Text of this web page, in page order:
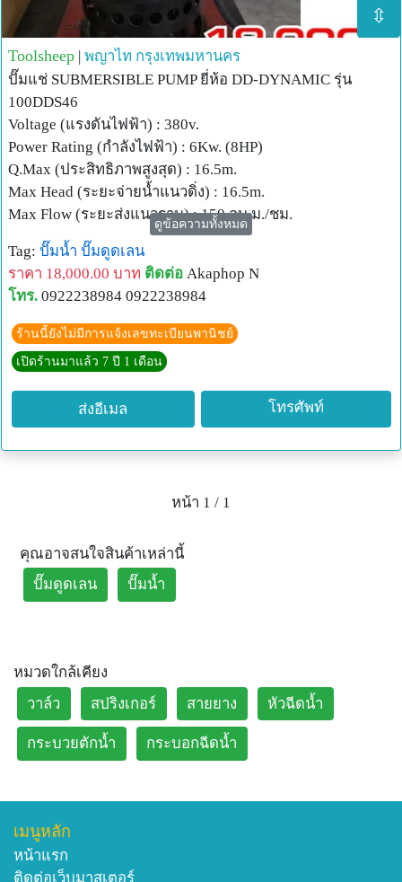
⇳
Toolsheep พญาไท กรุงเทพมหานคร
ปั๊มแช่ SUBMERSIBLE PUMP ยี่ห้อ DD-DYNAMIC รุ่น
100DDS46
Voltage (แรงดันไฟฟ้า) : 380v.
Power Rating (กำลังไฟฟ้า) : 6Kw. (8HP)
Q.Max (ประสิทธิภาพสูงสุด) : 16.5m.
Max Head (ระยะจ่ายน้ำแนวดิ่ง) : 16.5m.
Max Flow (ระยะส่งแนวราบ) : 150 ลบ.ม./ชม.
Dia.of Pipe (ขนาดท่อ) : 100mm.
ติดต่อ 092-2238984 (เอก)
Lind@ ID : @pig7676q (มีแอดนะครับ)
www.toolsheep.com
ไดโว่ หรือปั๊มแช่ Qifeng สามารถใช้ได้กับน้ำดี และน้ำเสีย
เหมาะกับใช้สูบระบายน้ำในพื้นที่จำกัด ใช้งานง่าย และใช้งาน
ได้หลากหลายรูปแบบ เช่นสูบน้ำจากแหล่งน้ำขังต่างๆ ,งาน
ถ่ายเทน้ำในพื้นที่ช่วยระบายน้ำขัง, ระบายน้ำฝน หรือกระทั่ง
ดูดน้ำโคลน ในงานก่อสร้าง, สูบน้ำแป้งในโรงงาน
สามารถระบายความร้อนจากมอเตอร์ได้เร็วมากขึ้น ทนความ
F , IP68, คอยทองแดงแท้ 100% ใช้กับน้ำความลึกไม่เกิน 5m.
ดูข้อความทั้งหมด
Tag: ปั๊มน้ำ ปั๊มดูดเลน
ราคา 18,000.00 บาท ติดต่อ Akaphop N
โทร. 0922238984 0922238984
ร้านนี้ยังไม่มีการแจ้งเลขทะเบียนพานิชย์
เปิดร้านมาแล้ว 7 ปี 1 เดือน
ส่งอีเมล โทรศัพท์
หน้า 1 / 1
คุณอาจสนใจสินค้าเหล่านี้
ปั๊มดูดเลน
ปั๊มน้ำ
หมวดใกล้เคียง
วาล์ว
สปริงเกอร์ สายยาง หัวฉีดน้ำ
กระบวยตักน้ำ กระบอกฉีดน้ำ
เมนูหลัก
หน้าแรก
ติดต่อเว็บมาสเตอร์